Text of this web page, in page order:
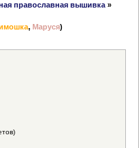
православная вышивка»
, Маруся)